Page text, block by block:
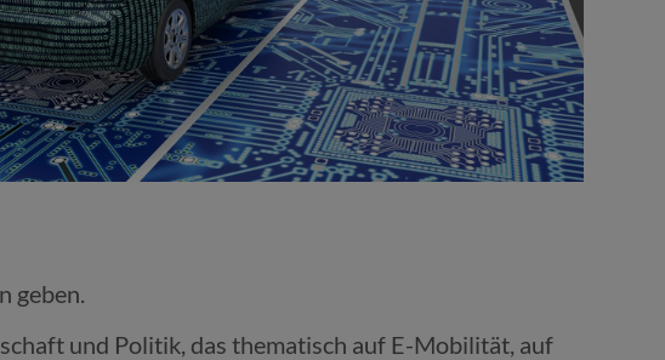
geben.
und Politik, das thematisch auf E-Mobilität, auf